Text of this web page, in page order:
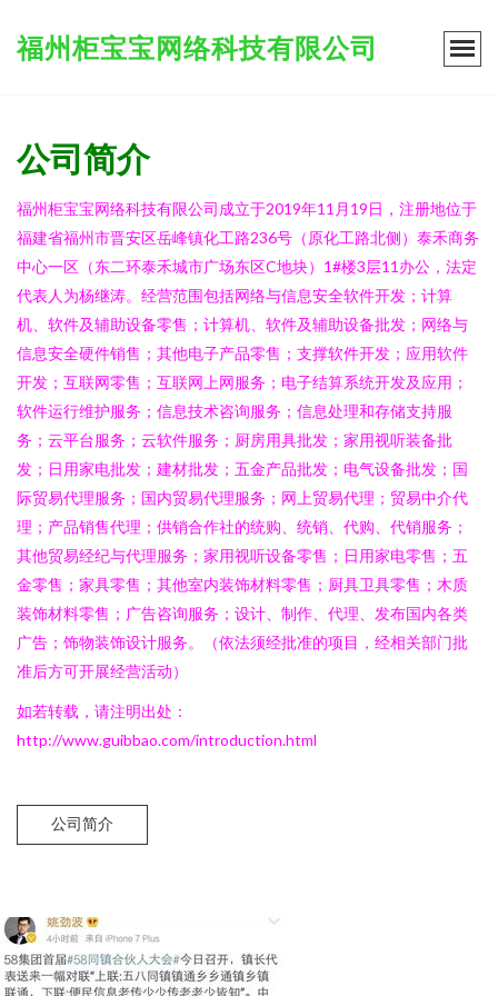
福州柜宝宝网络科技有限公司
公司简介
福州柜宝宝网络科技有限公司成立于2019年11月19日，注册地位于
福建省福州市晋安区岳峰镇化工路236号（原化工路北侧）泰禾商务
中心一区（东二环泰禾城市广场东区C地块）1#楼3层11办公，法定
代表人为杨继涛。经营范围包括网络与信息安全软件开发；计算
机、软件及辅助设备零售；计算机、软件及辅助设备批发；网络与
信息安全硬件销售；其他电子产品零售；支撑软件开发；应用软件
开发；互联网零售；互联网上网服务；电子结算系统开发及应用；
软件运行维护服务；信息技术咨询服务；信息处理和存储支持服
务；云平台服务；云软件服务；厨房用具批发；家用视听装备批
发；日用家电批发；建材批发；五金产品批发；电气设备批发；国
际贸易代理服务；国内贸易代理服务；网上贸易代理；贸易中介代
理；产品销售代理；供销合作社的统购、统销、代购、代销服务；
其他贸易经纪与代理服务；家用视听设备零售；日用家电零售；五
金零售；家具零售；其他室内装饰材料零售；厨具卫具零售；木质
装饰材料零售；广告咨询服务；设计、制作、代理、发布国内各类
广告；饰物装饰设计服务。（依法须经批准的项目，经相关部门批
准后方可开展经营活动）
如若转载，请注明出处：
http://www.guibbao.com/introduction.html
公司简介